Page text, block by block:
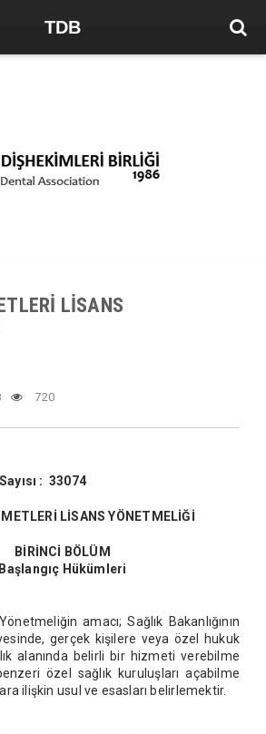
TDB
LİSANS
720
: 33074
LİSANS YÖNETMELİĞİ
BİRİNCİ BÖLÜM
Başlangıç Hükümleri
amacı; Sağlık Bakanlığının
gerçek kişilere veya özel hukuk
alanında belirli bir hizmeti verebilme
özel sağlık kuruluşları açabilme
ilişkin usul ve esasları belirlemektir.